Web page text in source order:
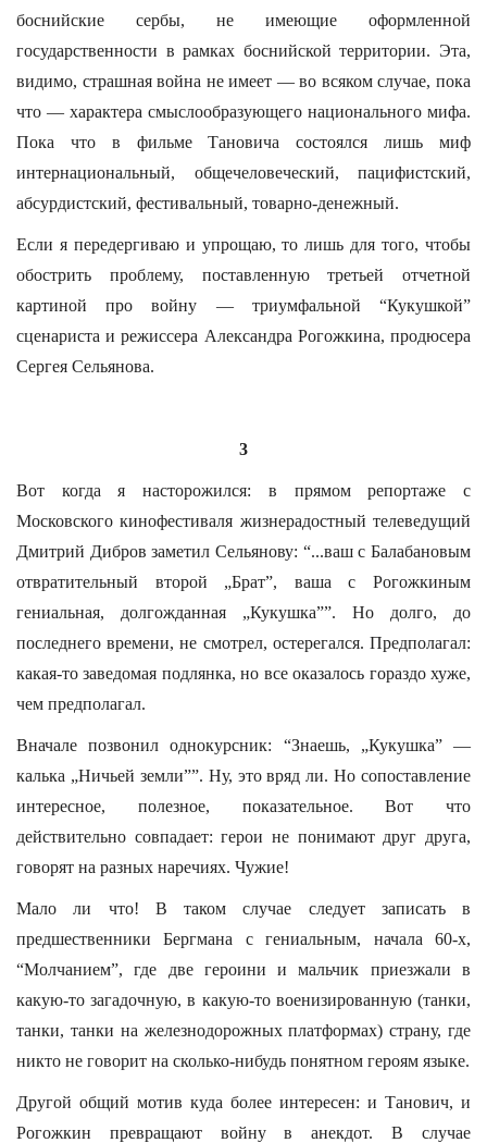
боснийские сербы, не имеющие оформленной
государственности в рамках боснийской территории. Эта,
видимо, страшная война не имеет — во всяком случае, пока
что — характера смыслообразующего национального мифа.
Пока что в фильме Тановича состоялся лишь миф
интернациональный, общечеловеческий, пацифистский,
абсурдистский, фестивальный, товарно-денежный.
Если я передергиваю и упрощаю, то лишь для того, чтобы
обострить проблему, поставленную третьей отчетной
картиной про войну — триумфальной “Кукушкой”
сценариста и режиссера Александра Рогожкина, продюсера
Сергея Сельянова.
3
Вот когда я насторожился: в прямом репортаже с
Московского кинофестиваля жизнерадостный телеведущий
Дмитрий Дибров заметил Сельянову: “...ваш с Балабановым
отвратительный второй „Брат”, ваша с Рогожкиным
гениальная, долгожданная „Кукушка””. Но долго, до
последнего времени, не смотрел, остерегался. Предполагал:
какая-то заведомая подлянка, но все оказалось гораздо хуже,
чем предполагал.
Вначале позвонил однокурсник: “Знаешь, „Кукушка” —
калька „Ничьей земли””. Ну, это вряд ли. Но сопоставление
интересное, полезное, показательное. Вот что
действительно совпадает: герои не понимают друг друга,
говорят на разных наречиях. Чужие!
Мало ли что! В таком случае следует записать в
предшественники Бергмана с гениальным, начала 60-х,
“Молчанием”, где две героини и мальчик приезжали в
какую-то загадочную, в какую-то военизированную (танки,
танки, танки на железнодорожных платформах) страну, где
никто не говорит на сколько-нибудь понятном героям языке.
Другой общий мотив куда более интересен: и Танович, и
Рогожкин превращают войну в анекдот. В случае